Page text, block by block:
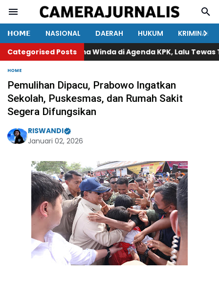
𝗛𝗢𝗠𝗘 NASIONAL DAERAH HUKUM
KRIMINAL
Categorised PostsNama Winda di Agenda KPK, Lalu Tewas
HOME
Pemulihan Dipacu, Prabowo Ingatkan
Sekolah, Puskesmas, dan Rumah Sakit
Segera Difungsikan
RISWANDI
Januari 02, 2026